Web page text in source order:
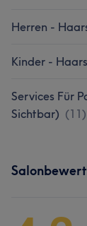
Herren -
Kinder -
Services Für
Sichtbar) (11)